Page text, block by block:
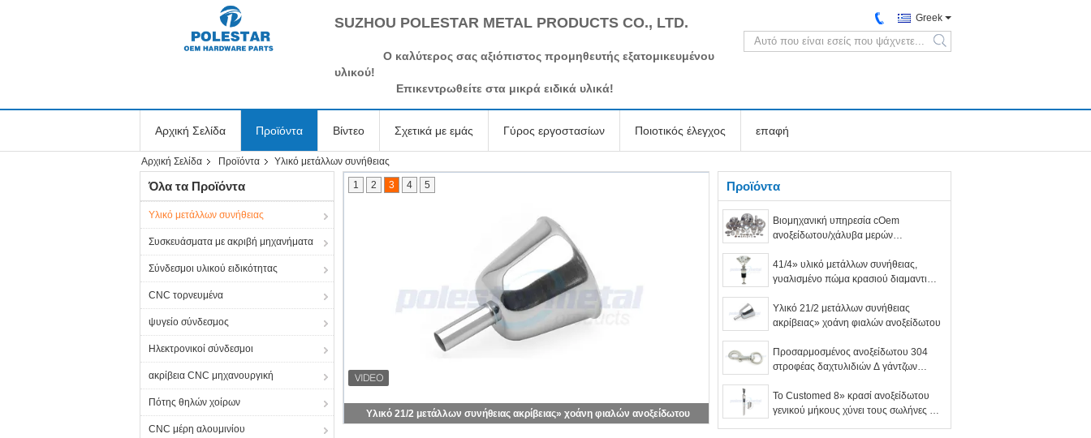
SUZHOU POLESTAR METAL PRODUCTS CO., LTD.
Ο καλύτερος σας αξιόπιστος προμηθευτής εξατομικευμένου
υλικού!
Επικεντρωθείτε στα μικρά ειδικά υλικά!
Greek
search
Αρχική Σελίδα Προϊόντα Βίντεο Σχετικά με εμάς Γύρος εργοστασίων Ποιοτικός έλεγχος επαφή
Ζητήστε ένα απόσπασμα
Αρχική Σελίδα Προϊόντα Υλικό μετάλλων συνήθειας
Όλα τα Προϊόντα
Υλικό μετάλλων συνήθειας
Συσκευάσματα με ακριβή μηχανήματα
Σύνδεσμοι υλικού ειδικότητας
CNC τορνευμένα
ψυγείο σύνδεσμος
Ηλεκτρονικοί σύνδεσμοι
ακρίβεια CNC μηχανουργική
Πότης θηλών χοίρων
CNC μέρη αλουμινίου
Προσαρμοσμένος ανοξείδωτου 304 στροφέας δαχτυλιδιών Δ γάντζων
Carabiner αιφνιδιαστικός για την τσάντα
1 2 3 4 5 Προϊόντα
Βιομηχανική υπηρεσία cOem
ανοξείδωτου/χάλυβα μερών
συνήθειας
41/4» υλικό μετάλλων συνήθειας,
γυαλισμένο πώμα κρασιού διαμαντιών
Υλικό 21/2 μετάλλων συνήθειας
ακρίβειας» χοάνη φιαλών ανοξείδωτου
Προσαρμοσμένος ανοξείδωτου 304
στροφέας δαχτυλιδιών Δ γάντζων
τσάντα
Το Customed 8» κρασί ανοξείδωτου
γενικού μήκους χύνει τους σωλήνες με